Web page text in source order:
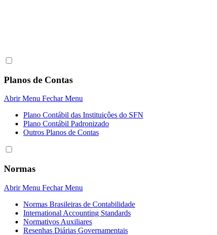
Planos de Contas
Abrir Menu Fechar Menu
Plano Contábil das Instituiçôes do SFN
Plano Contábil Padronizado
Outros Planos de Contas
Normas
Abrir Menu Fechar Menu
Normas Brasileiras de Contabilidade
International Accounting Standards
Normativos Auxiliares
Resenhas Diárias Governamentais